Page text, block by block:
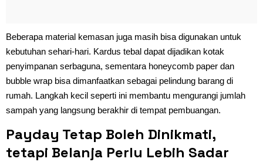
Beberapa material kemasan juga masih bisa digunakan untuk
kebutuhan sehari-hari. Kardus tebal dapat dijadikan kotak
penyimpanan serbaguna, sementara honeycomb paper dan
bubble wrap bisa dimanfaatkan sebagai pelindung barang di
rumah. Langkah kecil seperti ini membantu mengurangi jumlah
sampah yang langsung berakhir di tempat pembuangan.
Payday Tetap Boleh Dinikmati,
tetapi Belanja Perlu Lebih Sadar